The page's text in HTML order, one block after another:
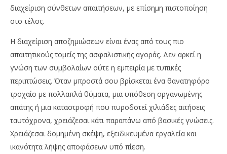
NOW VIEWING
Certified Advanced Claims Specialist: Το
Πρόγραμμα που Μετατρέπει την Εμπειρία στις
Αποζημιώσεις σε Επαγγελματική Πιστοποίηση
3
Ιουνίου,
2026
Cyprus
Insurance
News
Team
διαχείριση σύνθετων απαιτήσεων, με επίσημη πιστοποίηση
στο τέλος.
Η διαχείριση αποζημιώσεων είναι ένας από τους πιο
απαιτητικούς τομείς της ασφαλιστικής αγοράς. Δεν αρκεί η
γνώση των συμβολαίων ούτε η εμπειρία με τυπικές
περιπτώσεις. Όταν μπροστά σου βρίσκεται ένα θανατηφόρο
τροχαίο με πολλαπλά θύματα, μια υπόθεση οργανωμένης
απάτης ή μια καταστροφή που πυροδοτεί χιλιάδες αιτήσεις
ταυτόχρονα, χρειάζεσαι κάτι παραπάνω από βασικές γνώσεις.
Χρειάζεσαι δομημένη σκέψη, εξειδικευμένα εργαλεία και
ικανότητα λήψης αποφάσεων υπό πίεση.